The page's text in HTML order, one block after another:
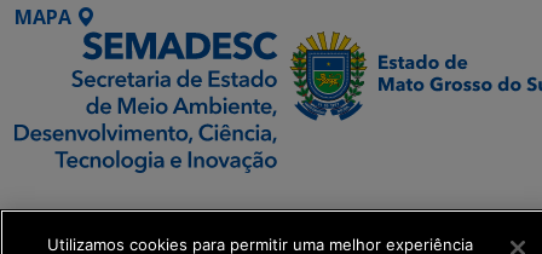
MAPA
SETDIG | Secretaria-
Executiva de
Utilizamos cookies para permitir uma melhor experiência